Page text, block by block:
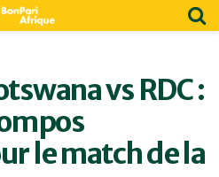
vs RDC :
le match de la